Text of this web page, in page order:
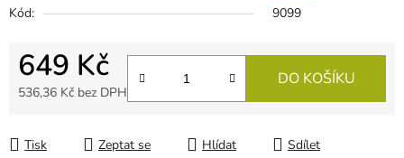
Kód:
9099
649 Kč
536,36 Kč bez DPH
DO KOŠÍKU
Tisk Zeptat se Hlídat Sdílet